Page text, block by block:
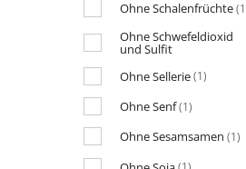
Ohne Schalenfrüchte
Ohne Schwefeldioxid
und Sulfit
Ohne Sellerie(1)
Ohne Senf(1)
Ohne Sesamsamen (1)